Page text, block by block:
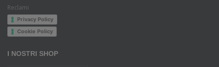
Reclami
Privacy Policy
Cookie Policy
I NOSTRI SHOP